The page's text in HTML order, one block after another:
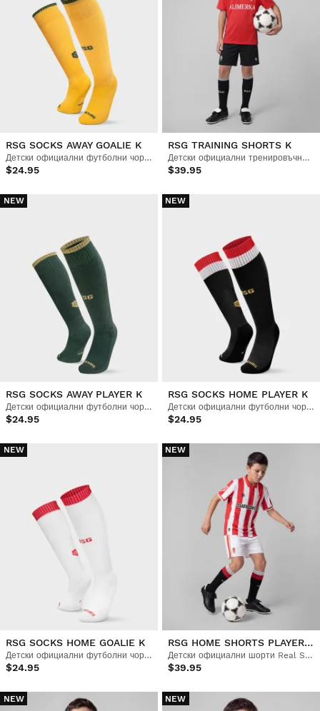
RSG SOCKS AWAY GOALIE K
Детски официални футболни чорапи Real Sporting de Gijón
$24.95
RSG TRAINING SHORTS K
Детски официални тренировъчни шорти Real Sporting de Gijón
$39.95
NEW
RSG SOCKS AWAY PLAYER K
Детски официални футболни чорапи Real Sporting de Gijón
$24.95
NEW
RSG SOCKS HOME PLAYER K
Детски официални футболни чорапи Real Sporting de Gijón
$24.95
NEW
RSG SOCKS HOME GOALIE K
Детски официални футболни чорапи Real Sporting de Gijón
$24.95
NEW
RSG HOME SHORTS PLAYER K
Детски официални шорти Real Sporting de Gijón
$39.95
NEW NEW